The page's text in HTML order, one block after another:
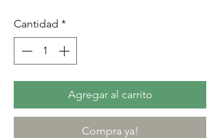
Cantidad *
Agregar al carrito
Compra ya!